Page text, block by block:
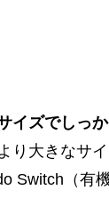
イズでしっ
り大きなサイ
Switch（有